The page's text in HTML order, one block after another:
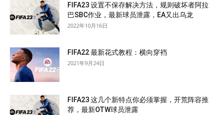
FIFA23 设置不保存解决方法，规则破坏者阿拉
巴SBC作业，最新球员泄露，EA又出乌龙
2022年10月16日
FIFA22 最新花式教程：横向穿裆
2021年9月24日
FIFA23 这几个新特点你必须掌握，开荒阵容推
荐，最新OTW球员泄露